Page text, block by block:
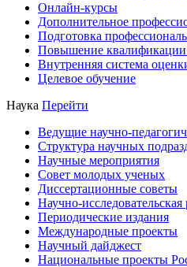
Онлайн-курсы
Дополнительное
Подготовка
Повышение квалификации
Внутренняя система
Целевое обучение
Наука Перейти
Ведущие научно-
Структура научных
Научные мероприятия
Совет молодых ученых
Диссертационные советы
Научно-
Периодические издания
Международные проекты
Научный дайджест
Национальные проекты